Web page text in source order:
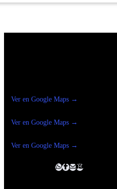
Ver en Google Maps →
Ver en Google Maps →
Ver en Google Maps →